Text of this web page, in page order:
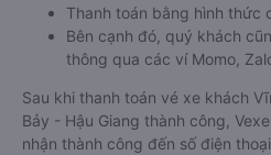
Thanh toán bằng hình thức
Bên cạnh đó, quý khách
thông qua các ví Momo,
Sau khi thanh toán vé xe khách
Bảy - Hậu Giang thành công,
nhận thành công đến số điện